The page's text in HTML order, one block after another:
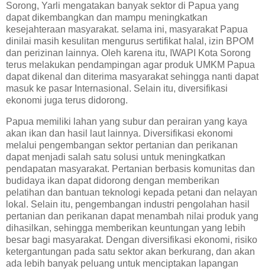
Sorong, Yarli mengatakan banyak sektor di Papua yang
dapat dikembangkan dan mampu meningkatkan
kesejahteraan masyarakat. selama ini, masyarakat Papua
dinilai masih kesulitan mengurus sertifikat halal, izin BPOM
dan perizinan lainnya. Oleh karena itu, IWAPI Kota Sorong
terus melakukan pendampingan agar produk UMKM Papua
dapat dikenal dan diterima masyarakat sehingga nanti dapat
masuk ke pasar Internasional. Selain itu, diversifikasi
ekonomi juga terus didorong.
Papua memiliki lahan yang subur dan perairan yang kaya
akan ikan dan hasil laut lainnya. Diversifikasi ekonomi
melalui pengembangan sektor pertanian dan perikanan
dapat menjadi salah satu solusi untuk meningkatkan
pendapatan masyarakat. Pertanian berbasis komunitas dan
budidaya ikan dapat didorong dengan memberikan
pelatihan dan bantuan teknologi kepada petani dan nelayan
lokal. Selain itu, pengembangan industri pengolahan hasil
pertanian dan perikanan dapat menambah nilai produk yang
dihasilkan, sehingga memberikan keuntungan yang lebih
besar bagi masyarakat. Dengan diversifikasi ekonomi, risiko
ketergantungan pada satu sektor akan berkurang, dan akan
ada lebih banyak peluang untuk menciptakan lapangan